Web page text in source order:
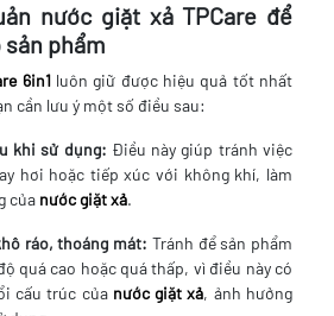
nước giặt xả TPCare để
phẩm
6in1luôn giữ được hiệu quả tốt nhất
cần lưu ý một số điều sau:
khi sử dụng: Điều này giúp tránh việc
hơi hoặc tiếp xúc với không khí, làm
của nước giặt xả.
ráo, thoáng mát: Tránh để sản phẩm
quá cao hoặc quá thấp, vì điều này có
cấu trúc của nước giặt xả, ảnh hưởng